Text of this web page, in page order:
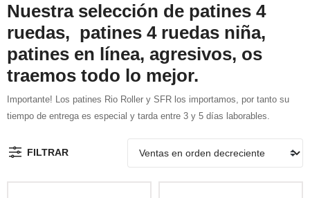
Nuestra selección de patines 4
ruedas, patines 4 ruedas niña,
patines en línea, agresivos, os
traemos todo lo mejor.
Importante! Los patines Rio Roller y SFR los importamos, por tanto su
tiempo de entrega es especial y tarda entre 3 y 5 días laborables.
FILTRAR